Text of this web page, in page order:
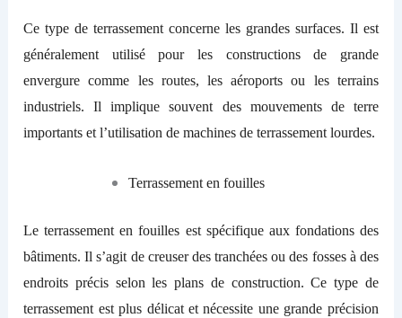
Ce type de terrassement concerne les grandes surfaces. Il est
généralement utilisé pour les constructions de grande
envergure comme les routes, les aéroports ou les terrains
industriels. Il implique souvent des mouvements de terre
importants et l’utilisation de machines de terrassement lourdes.
Terrassement en fouilles
Le terrassement en fouilles est spécifique aux fondations des
bâtiments. Il s’agit de creuser des tranchées ou des fosses à des
endroits précis selon les plans de construction. Ce type de
terrassement est plus délicat et nécessite une grande précision